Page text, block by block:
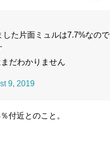
た片面ミュルは7.7%なので
だわかりません
9, 2019
付近とのこと。